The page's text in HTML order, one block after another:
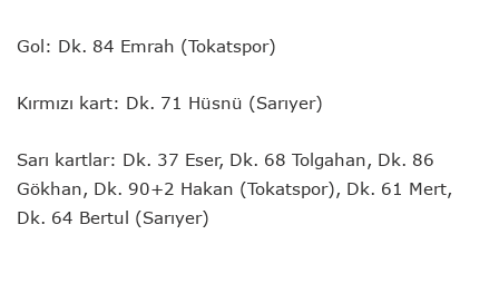
Gol: Dk. 84 Emrah (Tokatspor)
Kırmızı kart: Dk. 71 Hüsnü (Sarıyer)
Sarı kartlar: Dk. 37 Eser, Dk. 68 Tolgahan, Dk. 86
Gökhan, Dk. 90+2 Hakan (Tokatspor), Dk. 61 Mert,
Dk. 64 Bertul (Sarıyer)